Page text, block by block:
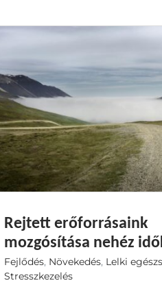
Rejtett erőforrásaink
mozgósítása nehéz
Fejlődés, Növekedés, Lelki
Stresszkezelés